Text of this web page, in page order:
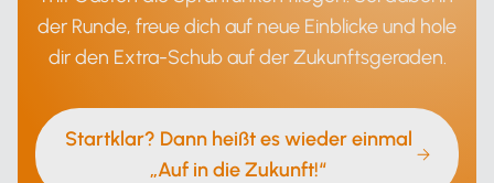
der Runde, freue dich auf neue Einblicke und hole
dir den Extra-Schub auf der Zukunftsgeraden.
Startklar? Dann heißt es wieder einmal
„Auf in die Zukunft!“